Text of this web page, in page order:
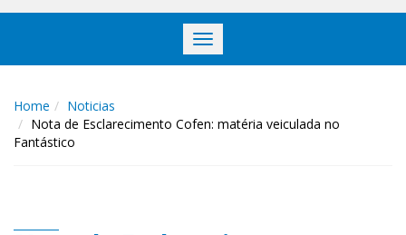
Toggle
navigation
Home
Noticias
Nota de Esclarecimento Cofen: matéria veiculada no
Fantástico